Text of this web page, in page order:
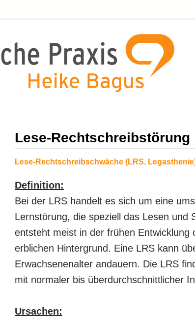
Lese-Rechtschreibstörung
Lese-Rechtschreibschwäche (LRS,
Definition:
Bei der LRS handelt es sich um eine
Lernstörung, die speziell das Lesen und
entsteht meist in der frühen Entwicklung
erblichen Hintergrund. Eine LRS kann
Erwachsenenalter andauern. Die LRS
mit normaler bis überdurchschnittlicher
Ursachen: